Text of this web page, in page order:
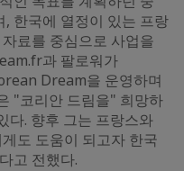
한국에 열정이 있는 프랑
료를 중심으로 사업을
과 팔로워가
Dream을 운영하며
"코리안 드림을" 희망하
다. 향후 그는 프랑스와
도 도움이 되고자 한국
고 전했다.